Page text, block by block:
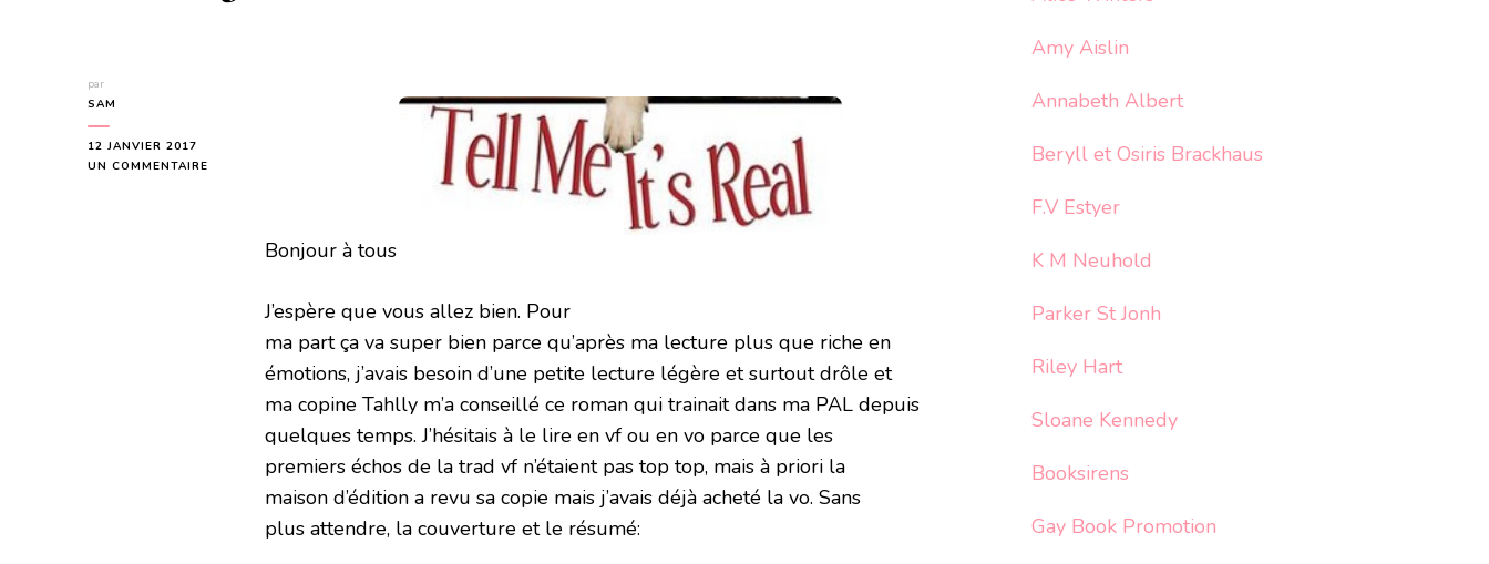
par
SAM
12 JANVIER 2017
UN COMMENTAIRE
Bonjour à tous
J’espère que vous allez bien. Pour
ma part ça va super bien parce qu’après ma lecture plus que riche en
émotions, j’avais besoin d’une petite lecture légère et surtout drôle et
ma copine Tahlly m’a conseillé ce roman qui trainait dans ma PAL depuis
quelques temps. J’hésitais à le lire en vf ou en vo parce que les
premiers échos de la trad vf n’étaient pas top top, mais à priori la
maison d’édition a revu sa copie mais j’avais déjà acheté la vo. Sans
plus attendre, la couverture et le résumé:
Amy Aislin
Annabeth Albert
Beryll et Osiris Brackhaus
F.V Estyer
K M Neuhold
Parker St Jonh
Riley Hart
Sloane Kennedy
Booksirens
Gay Book Promotion